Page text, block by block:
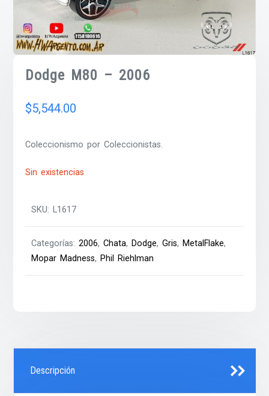
Dodge M80 – 2006
$5,544.00
Coleccionismo por Coleccionistas.
Sin existencias
SKU: L1617
Categorías:2006,Chata, Dodge,Gris, MetalFlake,
Mopar Madness, Phil Riehlman
Descripción